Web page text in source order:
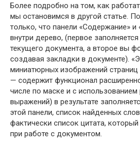
Более подробно на том, как
мы остановимся в другой статье.
только, что панели «Содержание»
внутри дерево, (первое
текущего документа, а второе вы
создавая закладки в документе).
миниатюрных изображений
— содержит функционал
числе по маске и с использованием
выражений) в результате
этой панели, список найденных
фактически список цитата,
при работе с документом.